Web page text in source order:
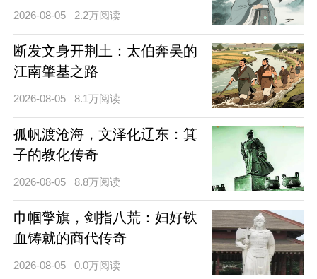
2026-08-05 2.2万阅读
断发文身开荆土：太伯奔吴的
江南肇基之路
2026-08-05 8.1万阅读
孤帆渡沧海，文泽化辽东：箕
子的教化传奇
2026-08-05 8.8万阅读
巾帼擎旗，剑指八荒：妇好铁
血铸就的商代传奇
2026-08-05 0.0万阅读